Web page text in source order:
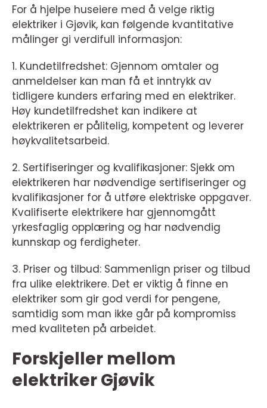
For å hjelpe huseiere med å velge riktig
elektriker i Gjøvik, kan følgende kvantitative
målinger gi verdifull informasjon:
1. Kundetilfredshet: Gjennom omtaler og
anmeldelser kan man få et inntrykk av
tidligere kunders erfaring med en elektriker.
Høy kundetilfredshet kan indikere at
elektrikeren er pålitelig, kompetent og leverer
høykvalitetsarbeid.
2. Sertifiseringer og kvalifikasjoner: Sjekk om
elektrikeren har nødvendige sertifiseringer og
kvalifikasjoner for å utføre elektriske oppgaver.
Kvalifiserte elektrikere har gjennomgått
yrkesfaglig opplæring og har nødvendig
kunnskap og ferdigheter.
3. Priser og tilbud: Sammenlign priser og tilbud
fra ulike elektrikere. Det er viktig å finne en
elektriker som gir god verdi for pengene,
samtidig som man ikke går på kompromiss
med kvaliteten på arbeidet.
Forskjeller mellom
elektriker Gjøvik